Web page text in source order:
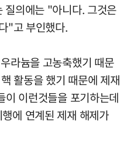
질의에는 "아니다. 그것은
"고 부인했다.
라늄을 고농축했기 때문
활동을 했기 때문에 제재
이런것들을 포기하는데
에 연계된 제재 해제가